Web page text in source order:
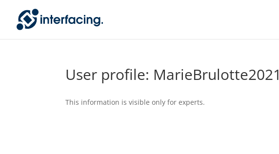
User profile: MarieBrulotte2021
This information is visible only for experts.